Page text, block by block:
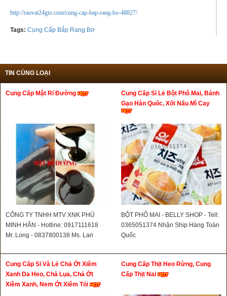
http://raovat24gio.com/cung-cap-bap-rang-bo-48827/
Tags: Cung Cấp Bắp Rang Bơ
TIN CÙNG LOẠI
Cung Cấp Mật Rỉ Đường
CÔNG TY TNHH MTV XNK PHÚ
MINH HÂN - Hotline: 0917111618
Mr. Long - 0837800138 Ms. Lan
Cung Cấp Sỉ Lẻ Bột Phô Mai, Bánh
Gạo Hàn Quốc, Xốt Nấu Mì Cay
BỘT PHÔ MAI - BELLY SHOP - Tell:
0365051374 Nhận Ship Hàng Toàn
Quốc
Cung Cấp Sỉ Và Lẻ Chả Ớt Xiêm
Xanh Da Heo, Chả Lụa, Chả Ớt
Xiêm Xanh, Nem Ớt Xiêm Tỏi
Cung Cấp Thịt Heo Rừng, Cung
Cấp Thịt Nai